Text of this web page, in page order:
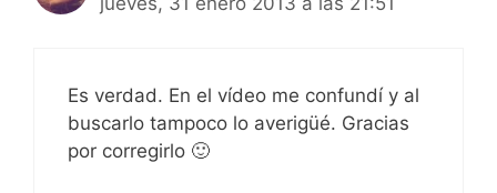
Es verdad. En el vídeo me confundí y al
buscarlo tampoco lo averigüé. Gracias
por corregirlo 🙂